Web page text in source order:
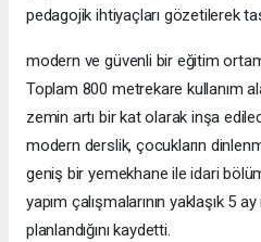
pedagojik ihtiyaçları gözetilerek
modern ve güvenli bir eğitim
Toplam 800 metrekare kullanım
zemin artı bir kat olarak inşa
modern derslik, çocukların
geniş bir yemekhane ile idari
yapım çalışmalarının yaklaşık 5
planlandığını kaydetti.